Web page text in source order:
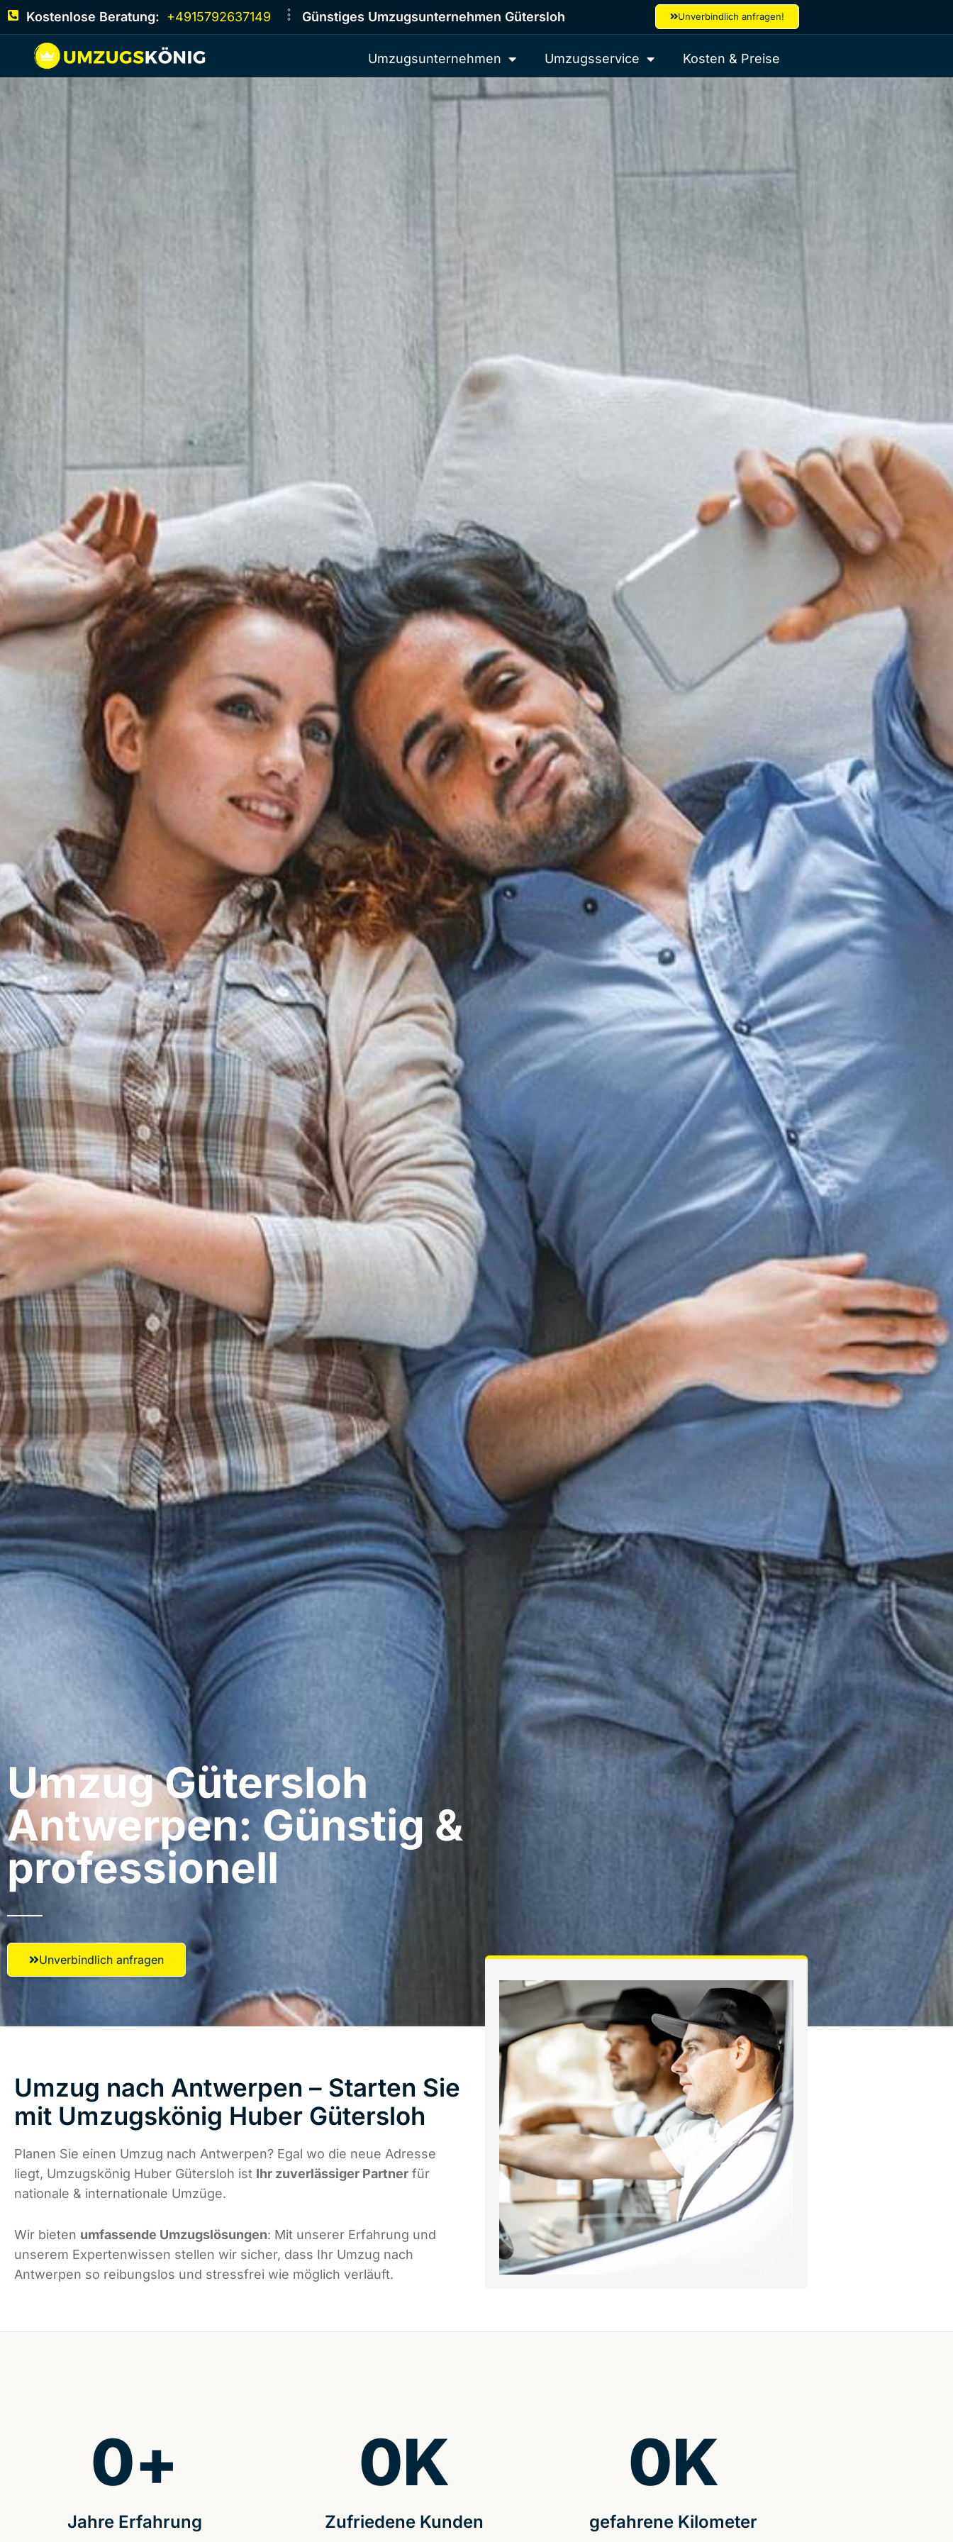
Kostenlose Beratung: +4915792637149 Günstiges Umzugsunternehmen Gütersloh Unverbindlich anfragen!
Umzugsunternehmen Umzugsservice Kosten & Preise
Umzug Gütersloh​
Antwerpen: Günstig &
professionell​
Unverbindlich anfragen
Umzug nach Antwerpen – Starten Sie
mit Umzugskönig Huber Gütersloh
Planen Sie einen Umzug nach Antwerpen? Egal wo die neue Adresse
liegt, Umzugskönig Huber Gütersloh ist Ihr zuverlässiger Partner für
nationale & internationale Umzüge.
Wir bieten umfassende Umzugslösungen: Mit unserer Erfahrung und
unserem Expertenwissen stellen wir sicher, dass Ihr Umzug nach
Antwerpen so reibungslos und stressfrei wie möglich verläuft.
Jahre Erfahrung
0+
Zufriedene Kunden
0K
gefahrene Kilometer
0K